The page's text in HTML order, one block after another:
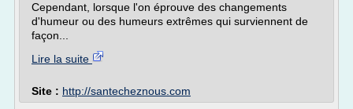
Cependant, lorsque l'on éprouve des changements
d'humeur ou des humeurs extrêmes qui surviennent de
façon...
Lire la suite
Site : http://santecheznous.com